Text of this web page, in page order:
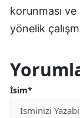
korunması
yönelik
İsim*